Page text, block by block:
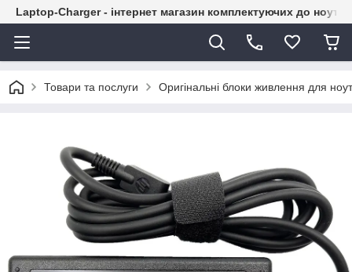
Laptop-Charger - інтернет магазин комплектуючих до
Товари та послуги Оригінальні блоки живлення для